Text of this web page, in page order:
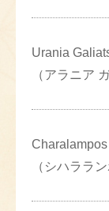
Urania
（アラニア
（シハララ